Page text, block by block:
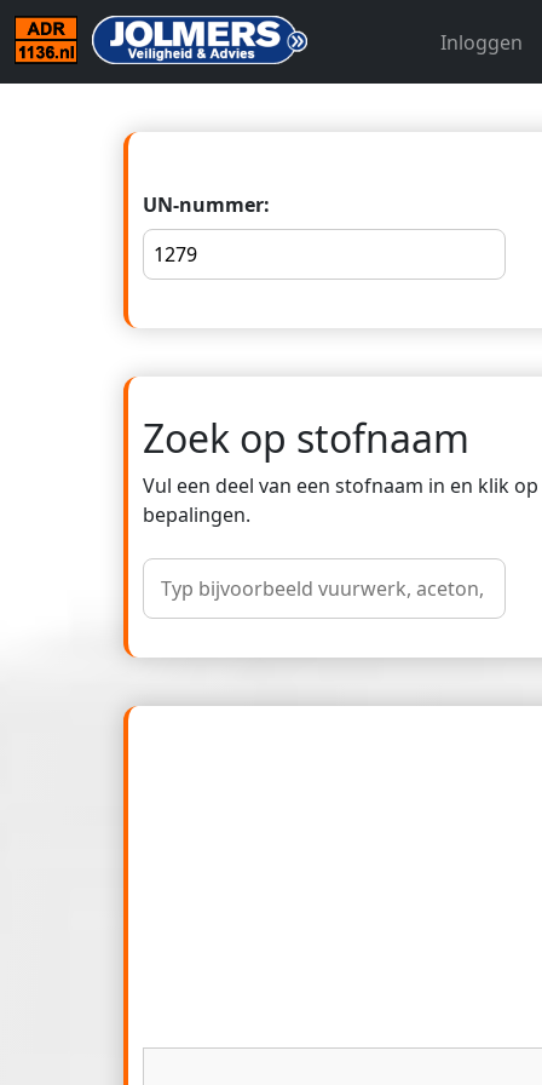
Inloggen
UN-nummer:
Zoek op stofnaam
Vul een deel van een stofnaam in en klik
bepalingen.